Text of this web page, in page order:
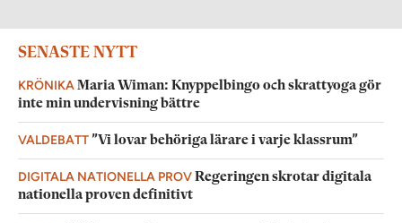
SENASTE NYTT
KRÖNIKAMaria Wiman: Knyppelbingo och skrattyoga gör
inte min undervisning bättre
VALDEBATT”Vi lovar behöriga lärare i varje klassrum”
DIGITALA NATIONELLA PROVRegeringen skrotar digitala
nationella proven definitivt